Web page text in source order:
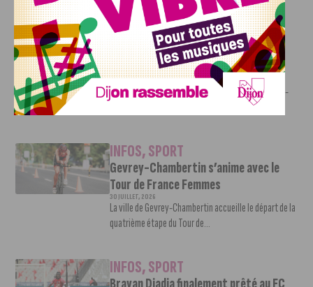
INFOS SPORT
JDA Basket : Kevion Taylor intègre
l’effectif de la Jeanne
3 AOÛT, 2026
Pour se renforcer avant le début de la saison 2026-
INFOS,SPORT
Gevrey-Chambertin s’anime avec le
Tour de France Femmes
30 JUILLET, 2026
La ville de Gevrey-Chambertin accueille le départ de la
quatrième étape du Tour de...
INFOS,SPORT